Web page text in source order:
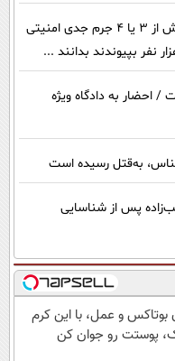
گفته‌های یک روحانی تندرو و ردپای بیش از ۳ یا ۴ جرم جدی امنیتی
احضار به دادگاه ویژه
به‌قتل رسیده است
پس از شناسایی
بوتاکس و عمل، با این کرم
پوستت رو جوان کن